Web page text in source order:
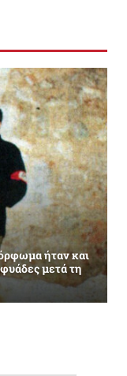
ήταν και
μετά τη